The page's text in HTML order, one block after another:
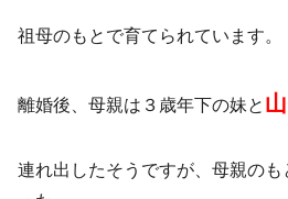
祖母のもとで育てられています。
離婚後、母親は３歳年下の妹と
連れ出したそうですが、母親の